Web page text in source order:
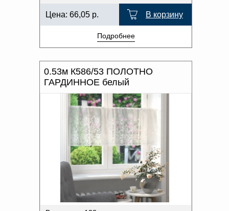
Цена: 66,05 р. В корзину
Подробнее
0.53м К586/53 ПОЛОТНО
ГАРДИННОЕ белый